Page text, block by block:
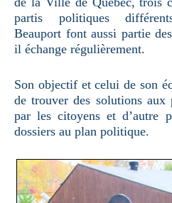
partis politiques
Beauport font aussi partie
il échange régulièrement.
Son objectif et celui de son
de trouver des solutions aux
par les citoyens et d’autre
dossiers au plan politique.